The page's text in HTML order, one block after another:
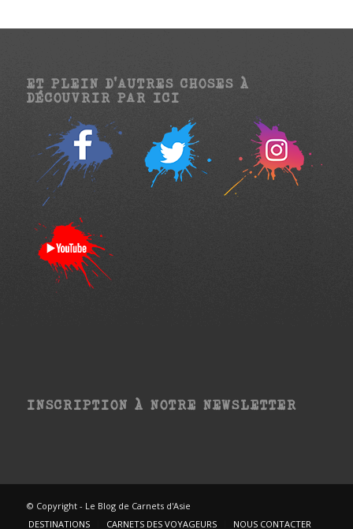
ET PLEIN D’AUTRES CHOSES À
DÉCOUVRIR PAR ICI
INSCRIPTION À NOTRE NEWSLETTER
© Copyright - Le Blog de Carnets d'Asie
DESTINATIONS
CARNETS DES VOYAGEURS NOUS CONTACTER